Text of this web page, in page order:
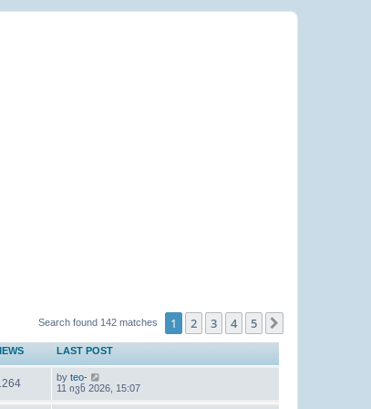
Search found 142 matches 1 2 3 4 5
LAST POST
by teo-
11 ივნ 2026, 15:07